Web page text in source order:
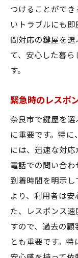
つけることがで
いトラブルにも
間対応の鍵屋を
て、安心した暮
す。
緊急時のレスポ
奈良市で鍵屋を
に重要です。特
には、迅速な対応
電話での問い合
到着時間を明示
より、利用者は
た、レスポンス
すので、過去の
とも重要です。特